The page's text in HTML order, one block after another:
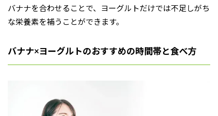
バナナを合わせることで、ヨーグルトだけでは不足しがち
な栄養素を補うことができます。
バナナ×ヨーグルトのおすすめの時間帯と食べ方